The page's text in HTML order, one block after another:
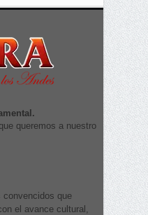
queremos a nuestro
convencidos que
el avance cultural,